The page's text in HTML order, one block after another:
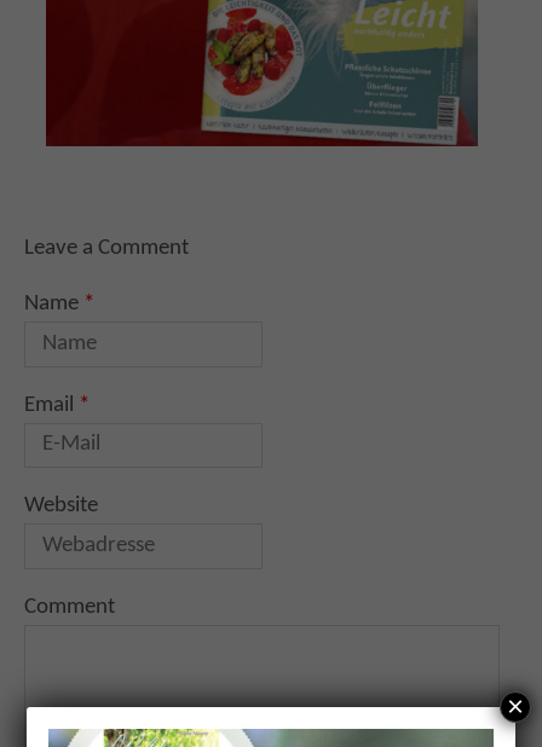
Leave a Comment
Name *
Email *
Website
Comment
×